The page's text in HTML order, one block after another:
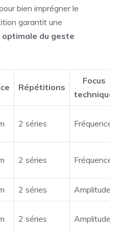
bien imprégner le
garantit une
du geste
Répétitions
Focus
technique
2 séries Fréquence
2 séries Fréquence
2 séries Amplitude
2 séries Amplitude